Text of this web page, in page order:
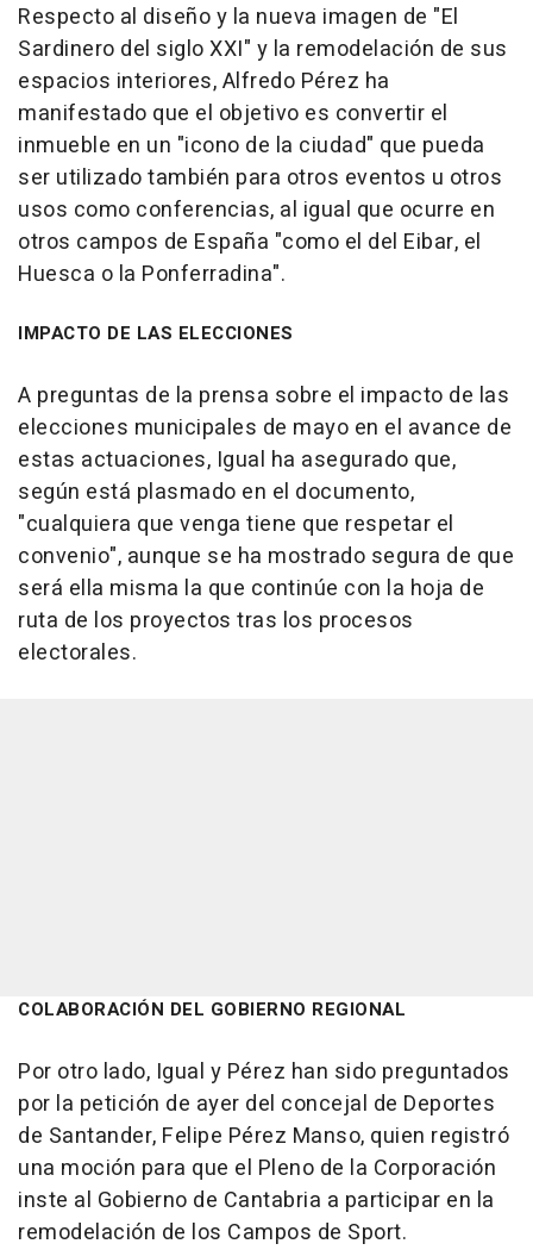
Respecto al diseño y la nueva imagen de "El
Sardinero del siglo XXI" y la remodelación de sus
espacios interiores, Alfredo Pérez ha
manifestado que el objetivo es convertir el
inmueble en un "icono de la ciudad" que pueda
ser utilizado también para otros eventos u otros
usos como conferencias, al igual que ocurre en
otros campos de España "como el del Eibar, el
Huesca o la Ponferradina".
IMPACTO DE LAS ELECCIONES
A preguntas de la prensa sobre el impacto de las
elecciones municipales de mayo en el avance de
estas actuaciones, Igual ha asegurado que,
según está plasmado en el documento,
"cualquiera que venga tiene que respetar el
convenio", aunque se ha mostrado segura de que
será ella misma la que continúe con la hoja de
ruta de los proyectos tras los procesos
electorales.
COLABORACIÓN DEL GOBIERNO REGIONAL
Por otro lado, Igual y Pérez han sido preguntados
por la petición de ayer del concejal de Deportes
de Santander, Felipe Pérez Manso, quien registró
una moción para que el Pleno de la Corporación
inste al Gobierno de Cantabria a participar en la
remodelación de los Campos de Sport.